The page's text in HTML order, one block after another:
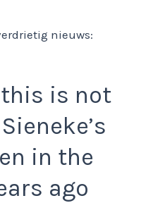
is not
in the
ago